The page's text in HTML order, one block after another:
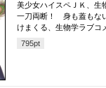
美少女ハイスペＪＫ、生
一刀両断！ 身も蓋もな
けまくる、生物学ラブコ
795pt